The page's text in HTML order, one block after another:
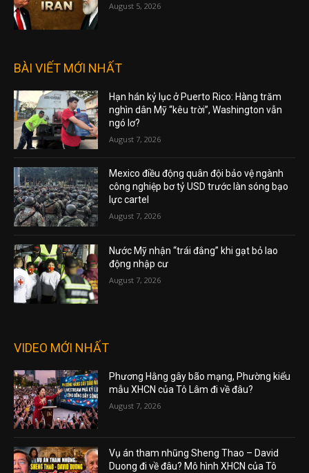
August 5, 2026
BÀI VIẾT MỚI NHẤT
Hạn hán kỷ lục ở Puerto Rico: Hàng trăm
nghìn dân Mỹ “kêu trời”, Washington vẫn
ngó lơ?
August 7, 2026
Mexico điều động quân đội bảo vệ ngành
công nghiệp bơ tỷ USD trước làn sóng bạo
lực cartel
August 7, 2026
Nước Mỹ nhận “trái đắng” khi gạt bỏ lao
động nhập cư
August 7, 2026
VIDEO MỚI NHẤT
Phương Hằng gây bão mạng, Phường kiểu
mẫu XHCN của Tô Lâm đi về đâu?
August 7, 2026
Vụ án tham nhũng Sheng Thao – David
Duong đi về đâu? Mô hình XHCN của Tô